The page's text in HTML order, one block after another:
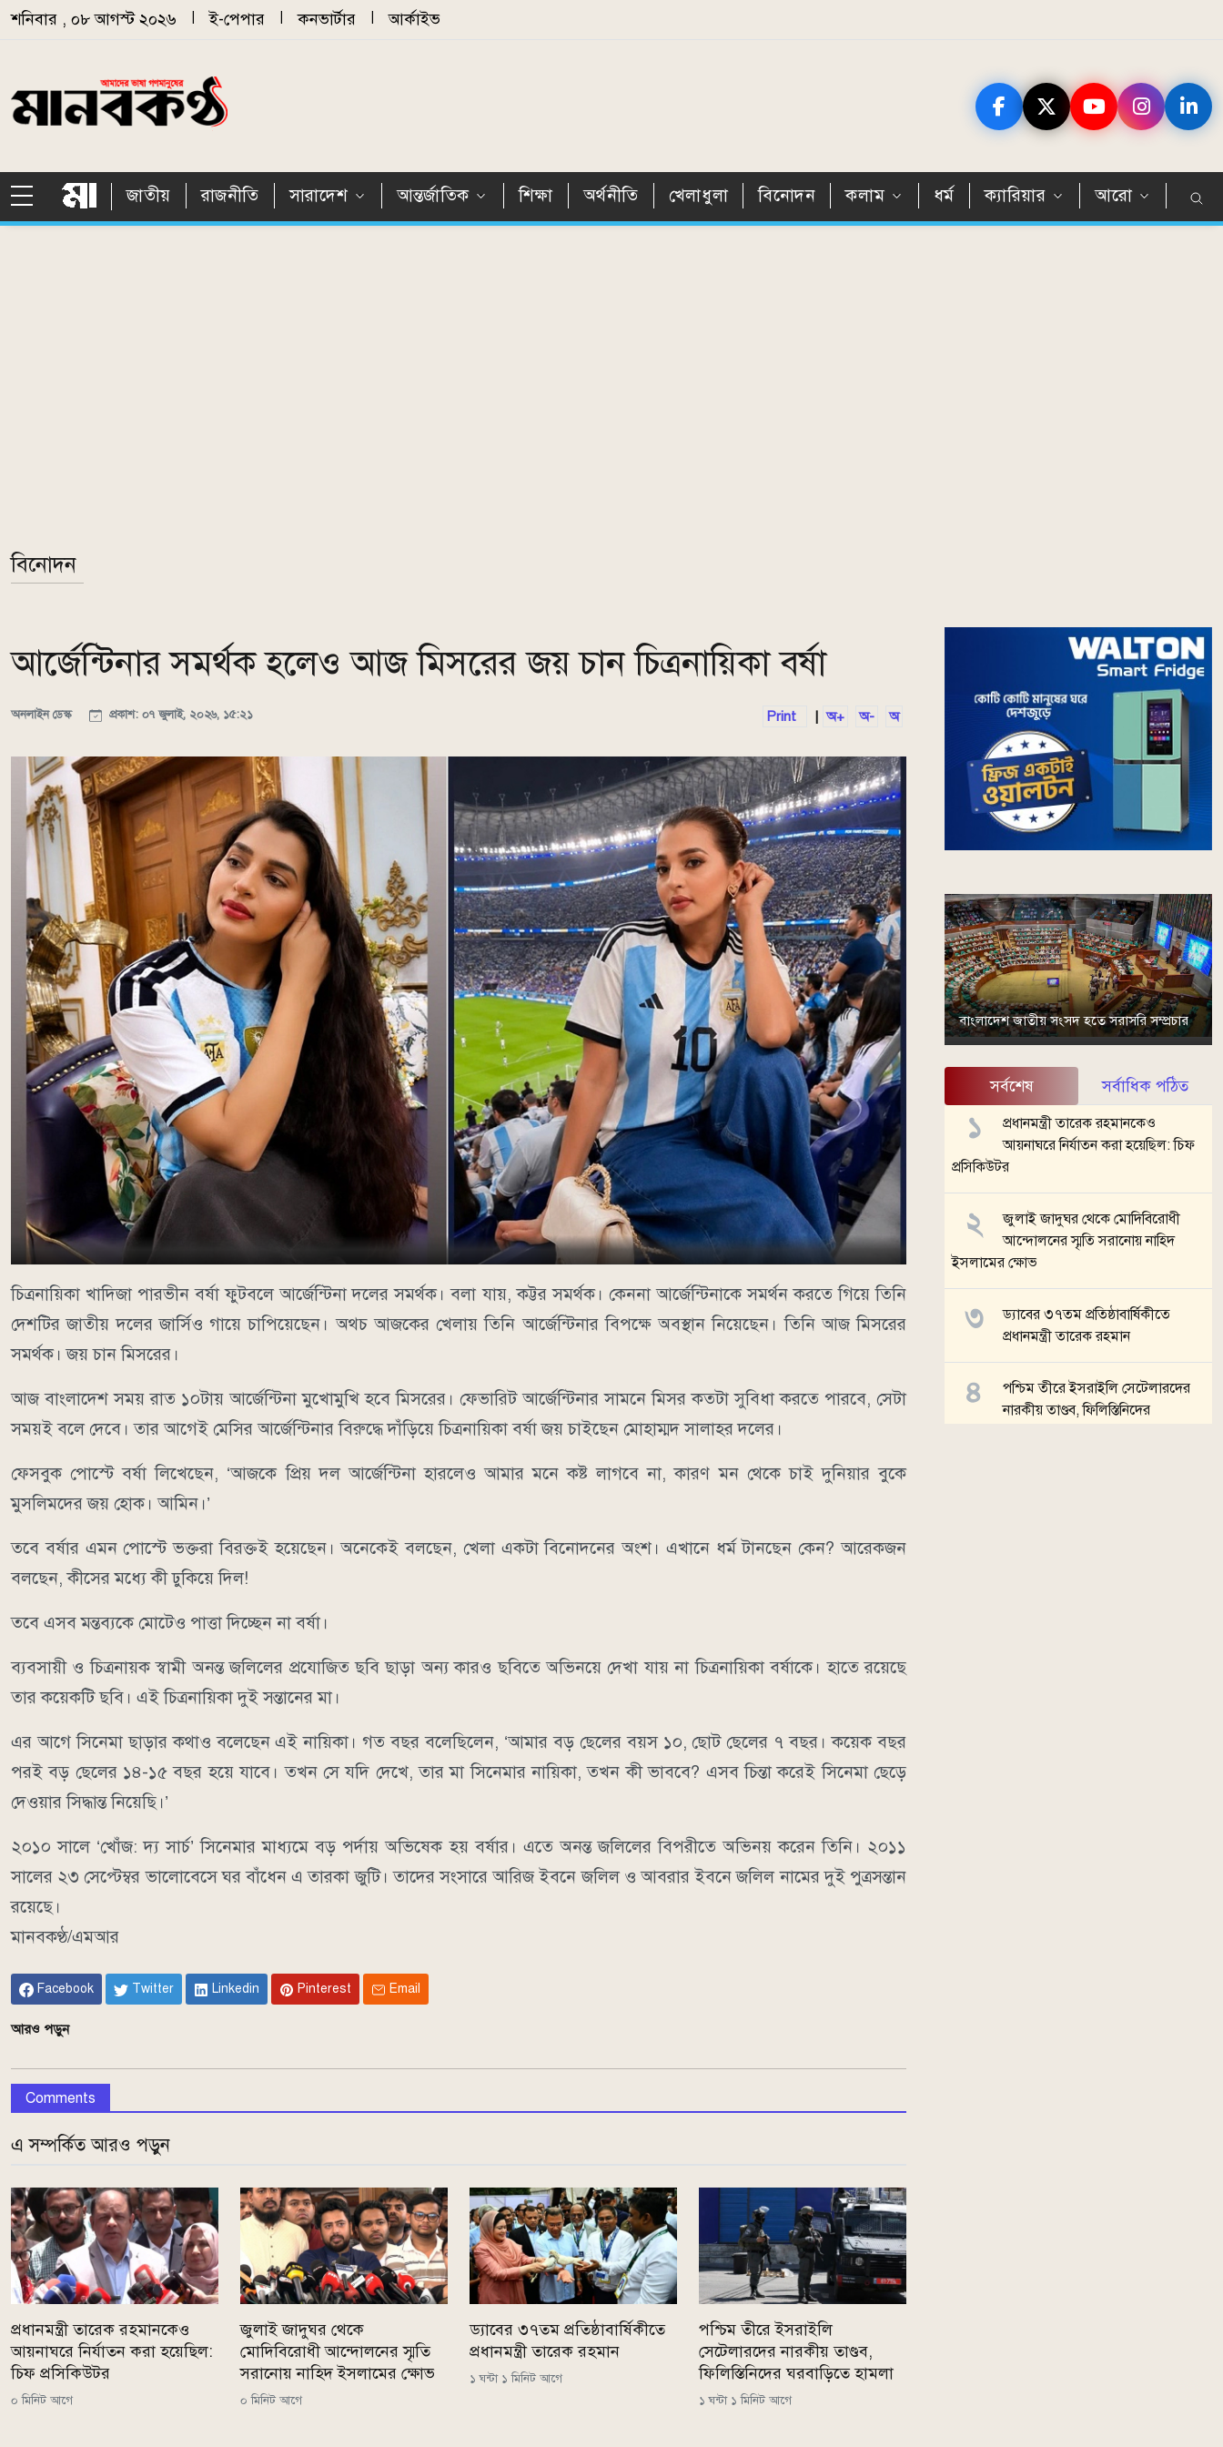
Skip to main content
শনিবার , ০৮ আগস্ট ২০২৬ ই-পেপার কনভার্টার আর্কাইভ
জাতীয় রাজনীতি সারাদেশ আন্তর্জাতিক শিক্ষা অর্থনীতি খেলাধুলা বিনোদন কলাম ধর্ম ক্যারিয়ার আরো
বিনোদন
আর্জেন্টিনার সমর্থক হলেও আজ মিসরের জয় চান চিত্রনায়িকা বর্ষা
অনলাইন ডেস্ক প্রকাশ: ০৭ জুলাই, ২০২৬, ১৫:২১ Print অ+ অ- অ
চিত্রনায়িকা খাদিজা পারভীন বর্ষা ফুটবলে আর্জেন্টিনা দলের সমর্থক। বলা যায়, কট্টর সমর্থক। কেননা আর্জেন্টিনাকে সমর্থন করতে গিয়ে তিনি
দেশটির জাতীয় দলের জার্সিও গায়ে চাপিয়েছেন। অথচ আজকের খেলায় তিনি আর্জেন্টিনার বিপক্ষে অবস্থান নিয়েছেন। তিনি আজ মিসরের
সমর্থক। জয় চান মিসরের।
আজ বাংলাদেশ সময় রাত ১০টায় আর্জেন্টিনা মুখোমুখি হবে মিসরের। ফেভারিট আর্জেন্টিনার সামনে মিসর কতটা সুবিধা করতে পারবে, সেটা
সময়ই বলে দেবে। তার আগেই মেসির আর্জেন্টিনার বিরুদ্ধে দাঁড়িয়ে চিত্রনায়িকা বর্ষা জয় চাইছেন মোহাম্মদ সালাহর দলের।
ফেসবুক পোস্টে বর্ষা লিখেছেন, ‘আজকে প্রিয় দল আর্জেন্টিনা হারলেও আমার মনে কষ্ট লাগবে না, কারণ মন থেকে চাই দুনিয়ার বুকে
মুসলিমদের জয় হোক। আমিন।’
তবে বর্ষার এমন পোস্টে ভক্তরা বিরক্তই হয়েছেন। অনেকেই বলছেন, খেলা একটা বিনোদনের অংশ। এখানে ধর্ম টানছেন কেন? আরেকজন
বলছেন, কীসের মধ্যে কী ঢুকিয়ে দিল!
তবে এসব মন্তব্যকে মোটেও পাত্তা দিচ্ছেন না বর্ষা।
ব্যবসায়ী ও চিত্রনায়ক স্বামী অনন্ত জলিলের প্রযোজিত ছবি ছাড়া অন্য কারও ছবিতে অভিনয়ে দেখা যায় না চিত্রনায়িকা বর্ষাকে। হাতে রয়েছে
তার কয়েকটি ছবি। এই চিত্রনায়িকা দুই সন্তানের মা।
এর আগে সিনেমা ছাড়ার কথাও বলেছেন এই নায়িকা। গত বছর বলেছিলেন, ‘আমার বড় ছেলের বয়স ১০, ছোট ছেলের ৭ বছর। কয়েক বছর
পরই বড় ছেলের ১৪-১৫ বছর হয়ে যাবে। তখন সে যদি দেখে, তার মা সিনেমার নায়িকা, তখন কী ভাববে? এসব চিন্তা করেই সিনেমা ছেড়ে
দেওয়ার সিদ্ধান্ত নিয়েছি।’
২০১০ সালে ‘খোঁজ: দ্য সার্চ’ সিনেমার মাধ্যমে বড় পর্দায় অভিষেক হয় বর্ষার। এতে অনন্ত জলিলের বিপরীতে অভিনয় করেন তিনি। ২০১১
সালের ২৩ সেপ্টেম্বর ভালোবেসে ঘর বাঁধেন এ তারকা জুটি। তাদের সংসারে আরিজ ইবনে জলিল ও আবরার ইবনে জলিল নামের দুই পুত্রসন্তান
রয়েছে।
মানবকণ্ঠ/এমআর
Facebook Twitter Linkedin Pinterest Email
আরও পড়ুন
Comments
এ সম্পর্কিত আরও পড়ুন
প্রধানমন্ত্রী তারেক রহমানকেও
আয়নাঘরে নির্যাতন করা হয়েছিল:
চিফ প্রসিকিউটর
০ মিনিট আগে
জুলাই জাদুঘর থেকে
মোদিবিরোধী আন্দোলনের স্মৃতি
সরানোয় নাহিদ ইসলামের ক্ষোভ
০ মিনিট আগে
ড্যাবের ৩৭তম প্রতিষ্ঠাবার্ষিকীতে
প্রধানমন্ত্রী তারেক রহমান
১ ঘন্টা ১ মিনিট আগে
পশ্চিম তীরে ইসরাইলি
সেটেলারদের নারকীয় তাণ্ডব,
ফিলিস্তিনিদের ঘরবাড়িতে হামলা
১ ঘন্টা ১ মিনিট আগে
বাংলাদেশ জাতীয় সংসদ হতে সরাসরি সম্প্রচার
সর্বশেষ সর্বাধিক পঠিত
প্রধানমন্ত্রী তারেক রহমানকেও
আয়নাঘরে নির্যাতন করা হয়েছিল: চিফ
প্রসিকিউটর
জুলাই জাদুঘর থেকে মোদিবিরোধী
আন্দোলনের স্মৃতি সরানোয় নাহিদ
ইসলামের ক্ষোভ
ড্যাবের ৩৭তম প্রতিষ্ঠাবার্ষিকীতে
প্রধানমন্ত্রী তারেক রহমান
পশ্চিম তীরে ইসরাইলি সেটেলারদের
নারকীয় তাণ্ডব, ফিলিস্তিনিদের